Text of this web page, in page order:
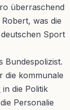
überraschend
was die
Sport
Bundespolizist.
die kommunale
in die Politik
Personalie